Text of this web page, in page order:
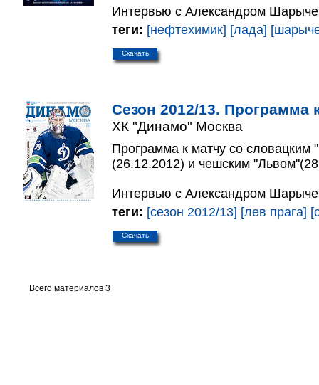
Интервью с Александром
теги: [нефтехимик] [лада]
Скачать
Сезон 2012/13. Программа
ХК "Динамо" Москва
Программа к матчу со словацким
(26.12.2012) и чешским
Интервью с Александром
теги: [сезон 2012/13] [лев прага]
Скачать
Всего материалов 3